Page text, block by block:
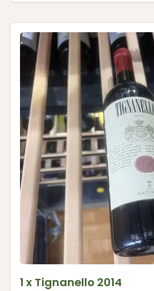
1 x Tignanello 2014